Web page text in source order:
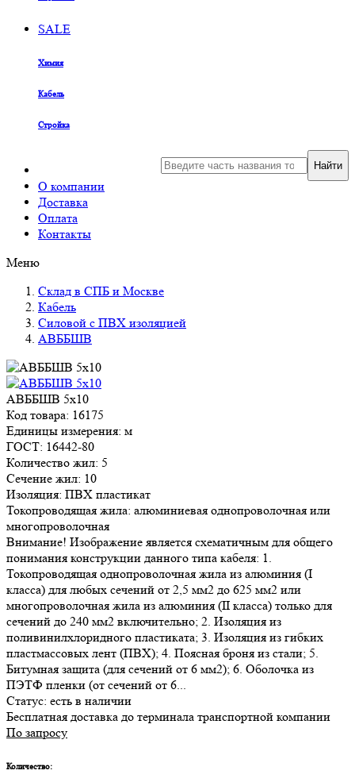
SALE
Химия
Кабель
Стройка
О компании
Доставка
Оплата
Контакты
Найти
Меню
Склад в СПБ и Москве
Кабель
Силовой с ПВХ изоляцией
АВББШВ
АВББШВ 5х10
Код товара: 16175
Единицы измерения: м
ГОСТ: 16442-80
Количество жил: 5
Сечение жил: 10
Изоляция: ПВХ пластикат
Токопроводящая жила: алюминиевая однопроволочная или
многопроволочная
Внимание! Изображение является схематичным для общего
понимания конструкции данного типа кабеля: 1.
Токопроводящая однопроволочная жила из алюминия (I
класса) для любых сечений от 2,5 мм2 до 625 мм2 или
многопроволочная жила из алюминия (II класса) только для
сечений до 240 мм2 включительно; 2. Изоляция из
поливинилхлоридного пластиката; 3. Изоляция из гибких
пластмассовых лент (ПВХ); 4. Поясная броня из стали; 5.
Битумная защита (для сечений от 6 мм2); 6. Оболочка из
ПЭТФ пленки (от сечений от 6...
Статус: есть в наличии
Бесплатная доставка до терминала транспортной компании
По запросу
Количество: